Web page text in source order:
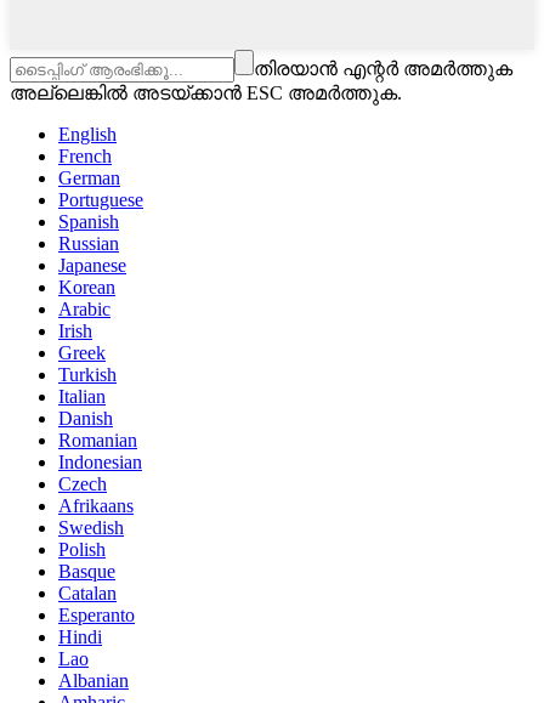
തിരയാൻ എന്റർ അമർത്തുക
അല്ലെങ്കിൽ അടയ്ക്കാൻ ESC അമർത്തുക.
English
French
German
Portuguese
Spanish
Russian
Japanese
Korean
Arabic
Irish
Greek
Turkish
Italian
Danish
Romanian
Indonesian
Czech
Afrikaans
Swedish
Polish
Basque
Catalan
Esperanto
Hindi
Lao
Albanian